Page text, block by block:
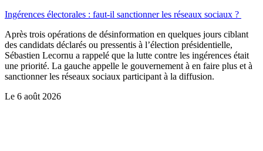
Ingérences électorales : faut-il sanctionner les réseaux sociaux ?
Après trois opérations de désinformation en quelques jours ciblant
des candidats déclarés ou pressentis à l’élection présidentielle,
Sébastien Lecornu a rappelé que la lutte contre les ingérences était
une priorité. La gauche appelle le gouvernement à en faire plus et à
sanctionner les réseaux sociaux participant à la diffusion.
Le 6 août 2026